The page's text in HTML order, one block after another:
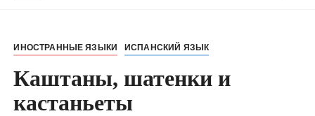
ИНОСТРАННЫЕ ЯЗЫКИ ИСПАНСКИЙ ЯЗЫК
Каштаны, шатенки и
кастаньеты